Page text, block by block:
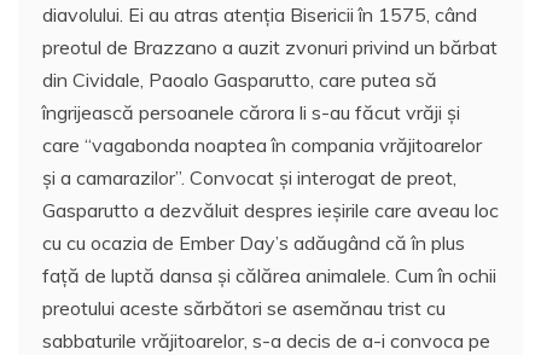
diavolului. Ei au atras atenţia Bisericii în 1575, când
preotul de Brazzano a auzit zvonuri privind un bărbat
din Cividale, Paoalo Gasparutto, care putea să
îngrijească persoanele cărora li s-au făcut vrăji şi
care “vagabonda noaptea în compania vrăjitoarelor
şi a camarazilor”. Convocat şi interogat de preot,
Gasparutto a dezvăluit despres ieşirile care aveau loc
cu cu ocazia de Ember Day’s adăugând că în plus
faţă de luptă dansa şi călărea animalele. Cum în ochii
preotului aceste sărbători se asemănau trist cu
sabbaturile vrăjitoarelor, s-a decis de a-i convoca pe